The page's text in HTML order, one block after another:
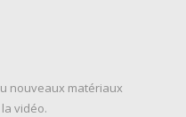
nouveaux matériaux
vidéo.